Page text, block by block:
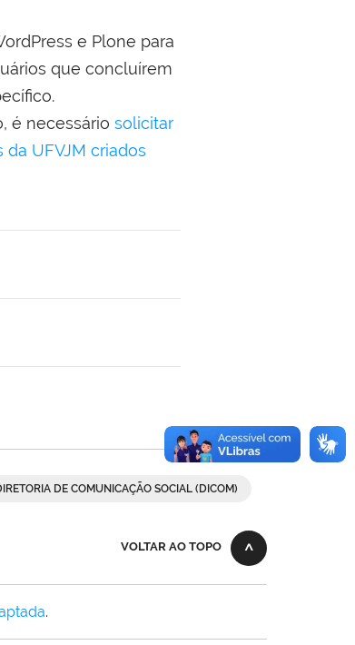
e Plone para
que concluírem
é necessário solicitar
UFVJM criados
DE COMUNICAÇÃO SOCIAL (DICOM)
VOLTAR AO TOPO
.